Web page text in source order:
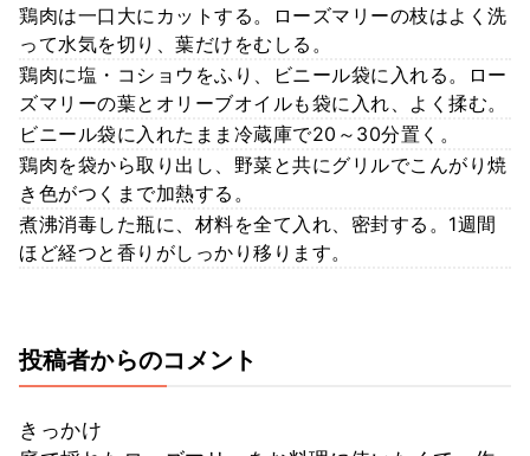
鶏肉は一口大にカットする。ローズマリーの枝はよく洗
って水気を切り、葉だけをむしる。
鶏肉に塩・コショウをふり、ビニール袋に入れる。ロー
ズマリーの葉とオリーブオイルも袋に入れ、よく揉む。
ビニール袋に入れたまま冷蔵庫で20～30分置く。
鶏肉を袋から取り出し、野菜と共にグリルでこんがり焼
き色がつくまで加熱する。
煮沸消毒した瓶に、材料を全て入れ、密封する。1週間
ほど経つと香りがしっかり移ります。
投稿者からのコメント
きっかけ